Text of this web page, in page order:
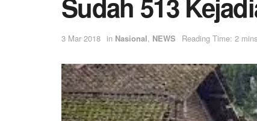
Sudah 513
3 Mar 2018 in Nasional, NEWS Reading Time: 2